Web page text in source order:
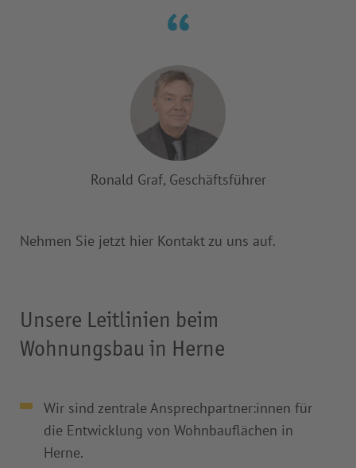
Ronald Graf, Geschäftsführer
Nehmen Sie jetzt hier Kontakt zu uns auf.
Unsere Leitlinien beim
Wohnungsbau in Herne
Wir sind zentrale Ansprechpartner:innen für
die Entwicklung von Wohnbauflächen in
Herne.